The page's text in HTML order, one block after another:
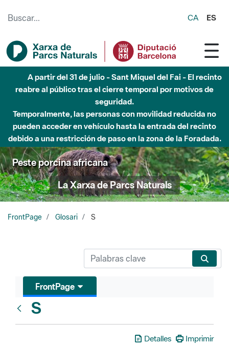
CA ES
A partir del 31 de julio - Sant Miquel del Fai - El recinto
reabre al público tras el cierre temporal por motivos de
seguridad.
Temporalmente, las personas con movilidad reducida no
pueden acceder en vehículo hasta la entrada del recinto
debido a una restricción de paso en la zona de la Foradada.
Peste porcina africana
La Xarxa de Parcs Naturals
FrontPage Glosari S
FrontPage
S
Detalles Imprimir